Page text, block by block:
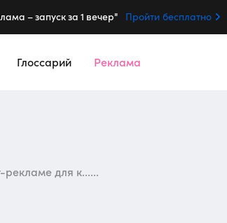
– запуск за 1 вечер" Пройти бесплатно
Глоссарий Реклама
рекламе для к......